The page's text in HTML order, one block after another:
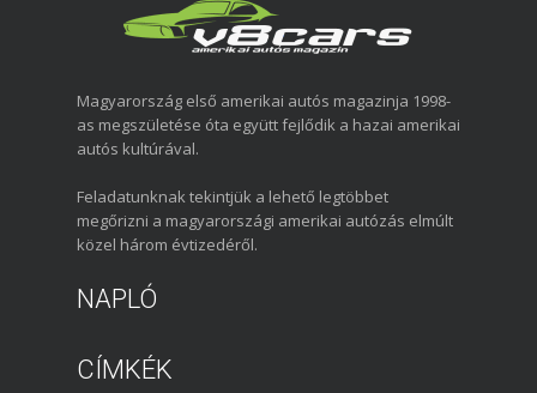
Magyarország első amerikai autós magazinja 1998-
as megszületése óta együtt fejlődik a hazai amerikai
autós kultúrával.
Feladatunknak tekintjük a lehető legtöbbet
megőrizni a magyarországi amerikai autózás elmúlt
közel három évtizedéről.
NAPLÓ
CÍMKÉK